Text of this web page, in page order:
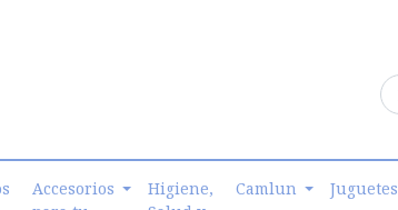
Accesorios
Higiene,
Camlun Juguetes